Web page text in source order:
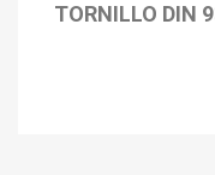
TORNILLO DIN